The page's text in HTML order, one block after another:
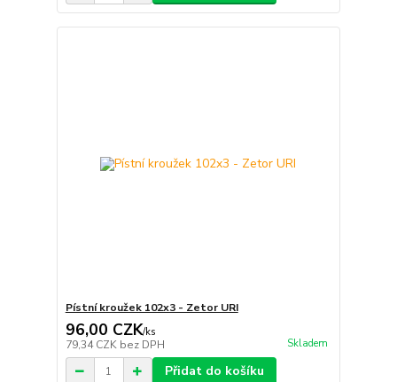
Pístní kroužek 102x3 - Zetor URI
96,00 CZK/ks
79,34 CZK bez DPH Skladem
Přidat do košíku